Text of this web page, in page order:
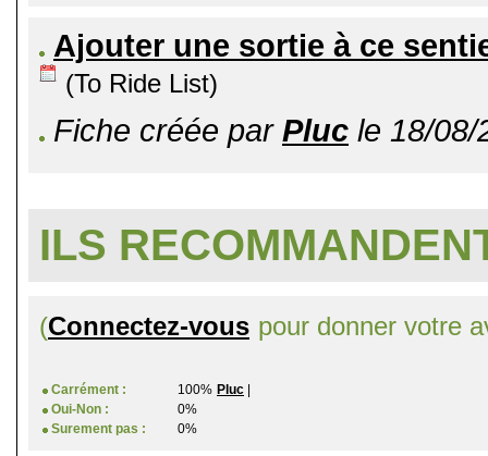
Ajouter une sortie à ce
(To Ride List)
Fiche créée par Pluc le 18/08/
ILS
(Connectez-vous pour donner votre
Carrément : 100% Pluc
Oui-Non :
0%
Surement pas :
0%